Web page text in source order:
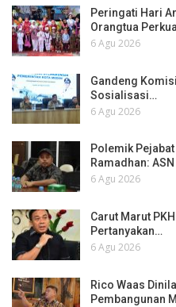
Peringati Hari
Orangtua
6 Agu 2026
Gandeng
Sosialisasi…
6 Agu 2026
Polemik
Ramadhan:
6 Agu 2026
Carut Marut
Pertanyakan…
6 Agu 2026
Rico Waas
Pembangunan